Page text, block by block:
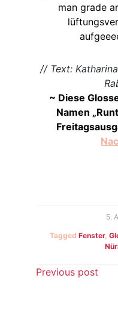
man grade
// Text:
~ Diese
Namen
5.
TaggedFenster,
Previous post